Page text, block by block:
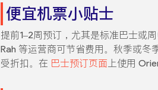
便宜机票小贴士
提前1–2周预订，尤其是标准巴士或
Rah 等运营商可节省费用。秋季或冬
受折扣。在 巴士预订页面 上使用